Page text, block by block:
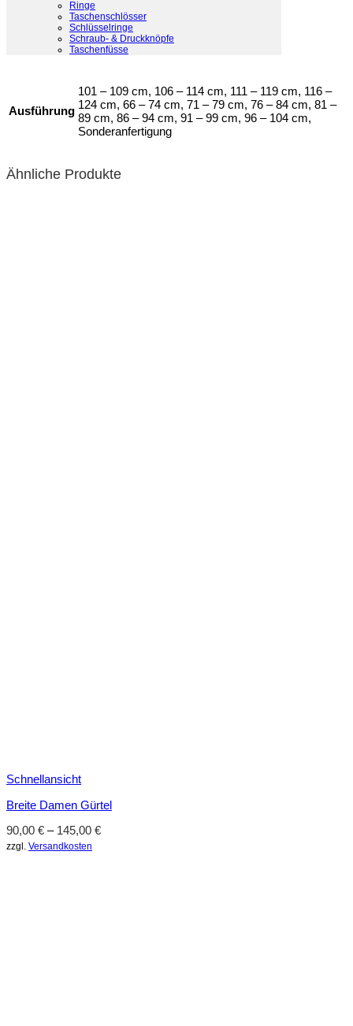
Ringe
Taschenschlösser
Schlüsselringe
Schraub- & Druckknöpfe
Taschenfüsse
Hersteller Lederstrumpf
Material Echtleder
Ausführung
101 – 109 cm, 106 – 114 cm, 111 – 119 cm, 116 –
124 cm, 66 – 74 cm, 71 – 79 cm, 76 – 84 cm, 81 –
89 cm, 86 – 94 cm, 91 – 99 cm, 96 – 104 cm,
Sonderanfertigung
Ähnliche Produkte
Schnellansicht
Breite Damen Gürtel
90,00 € – 145,00 €
zzgl. Versandkosten